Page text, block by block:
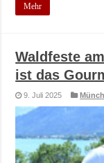
Mehr
Waldfeste
ist das
9. Juli 2025